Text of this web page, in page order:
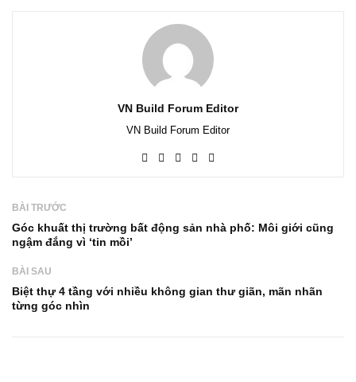
VN Build Forum Editor
VN Build Forum Editor
BÀI TRƯỚC
Góc khuất thị trường bất động sản nhà phố: Môi giới cũng
ngậm đắng vì ‘tin mồi’
BÀI SAU
Biệt thự 4 tầng với nhiều không gian thư giãn, mãn nhãn
từng góc nhìn